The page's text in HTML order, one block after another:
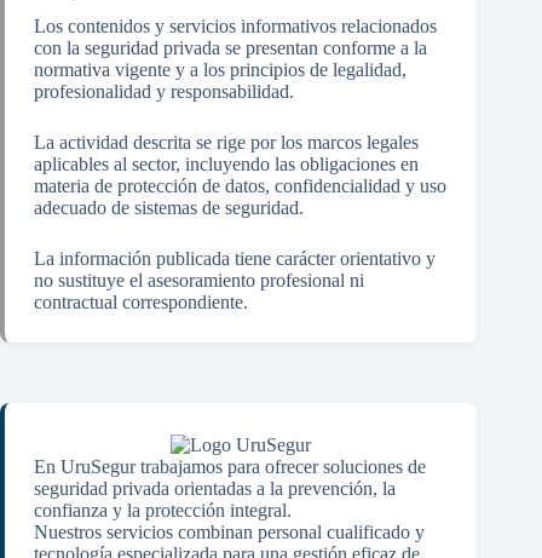
Los contenidos y servicios informativos relacionados
con la seguridad privada se presentan conforme a la
normativa vigente y a los principios de legalidad,
profesionalidad y responsabilidad.
La actividad descrita se rige por los marcos legales
aplicables al sector, incluyendo las obligaciones en
materia de protección de datos, confidencialidad y uso
adecuado de sistemas de seguridad.
La información publicada tiene carácter orientativo y
no sustituye el asesoramiento profesional ni
contractual correspondiente.
En UruSegur trabajamos para ofrecer soluciones de
seguridad privada orientadas a la prevención, la
confianza y la protección integral.
Nuestros servicios combinan personal cualificado y
tecnología especializada para una gestión eficaz de